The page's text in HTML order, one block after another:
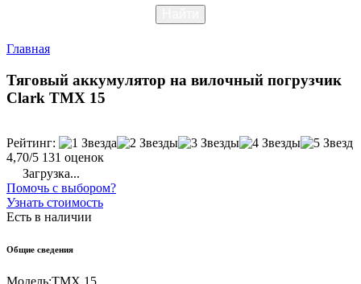
Главная
Тяговый аккумулятор на вилочный погрузчик
Clark TMX 15
Рейтинг:
4,70/5 131 оценок
Загрузка...
Помочь с выбором?
Узнать стоимость
Есть в наличии
Общие сведения